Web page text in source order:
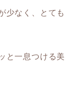
少なく、とても
と一息つける美